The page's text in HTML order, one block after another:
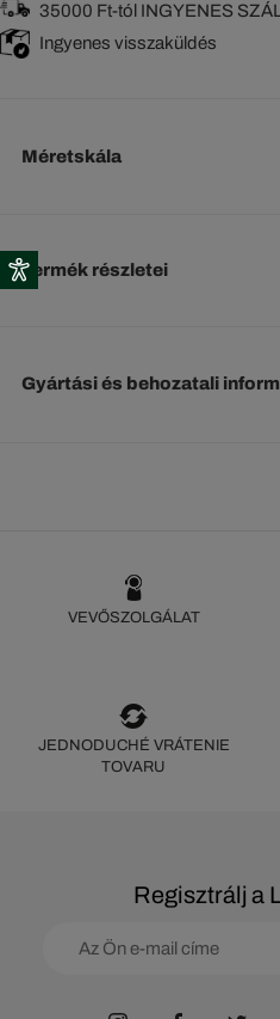
35000 Ft-tól INGYENES
Ingyenes visszaküldés
Méretskála
Termék részletei
Gyártási és behozatali
VEVŐSZOLGÁLAT
JEDNODUCHÉ VRÁTENIE
TOVARU
Regisztrálj a